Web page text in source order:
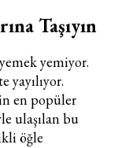
Taşıyın
yemiyor.
yayılıyor.
en popüler
ulaşılan bu
öğle